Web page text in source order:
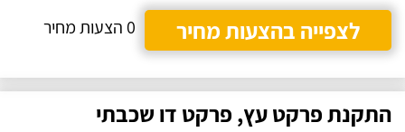
לצפייה בהצעות מחיר
0 הצעות מחיר
התקנת פרקט עץ, פרקט דו שכבתי